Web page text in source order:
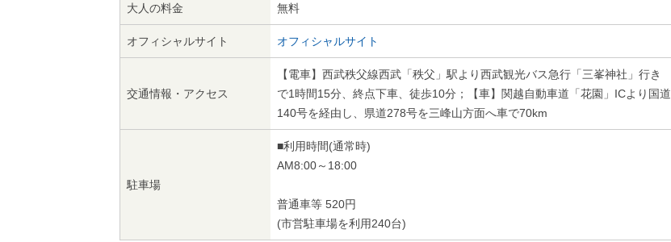
大人の料金 無料
オフィシャルサイト オフィシャルサイト
交通情報・アクセス
【電車】西武秩父線西武「秩父」駅より西武観光バス急行「三峯神社」行き
で1時間15分、終点下車、徒歩10分；【車】関越自動車道「花園」ICより国道
140号を経由し、県道278号を三峰山方面へ車で70km
駐車場
■利用時間(通常時)
AM8:00～18:00
普通車等 520円
(市営駐車場を利用240台)